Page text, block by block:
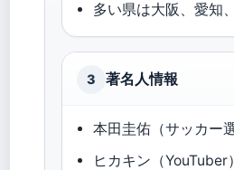
多い県は大阪、愛知
3 著名人情報
本田圭佑（サッカー
ヒカキン（YouTuber）